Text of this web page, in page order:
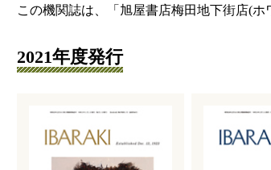
この機関誌は、「旭屋書店梅田地下街店(
2021年度発行